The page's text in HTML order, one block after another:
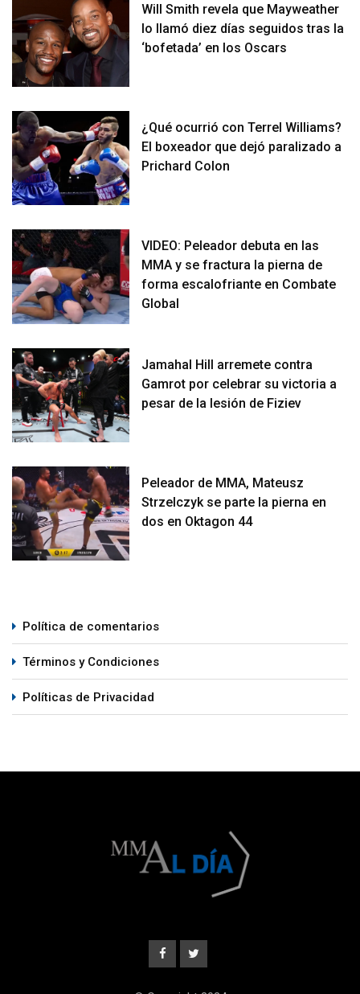
Will Smith revela que Mayweather
lo llamó diez días seguidos tras la
‘bofetada’ en los Oscars
¿Qué ocurrió con Terrel Williams?
El boxeador que dejó paralizado a
Prichard Colon
VIDEO: Peleador debuta en las
MMA y se fractura la pierna de
forma escalofriante en Combate
Global
Jamahal Hill arremete contra
Gamrot por celebrar su victoria a
pesar de la lesión de Fiziev
Peleador de MMA, Mateusz
Strzelczyk se parte la pierna en
dos en Oktagon 44
Política de comentarios
Términos y Condiciones
Políticas de Privacidad